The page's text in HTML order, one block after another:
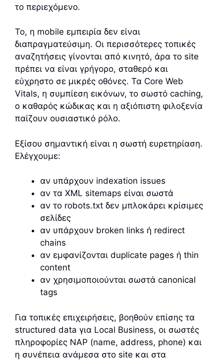
το περιεχόμενο.
Το, η mobile εμπειρία δεν είναι
διαπραγματεύσιμη. Οι περισσότερες τοπικές
αναζητήσεις γίνονται από κινητό, άρα το site
πρέπει να είναι γρήγορο, σταθερό και
εύχρηστο σε μικρές οθόνες. Τα Core Web
Vitals, η συμπίεση εικόνων, το σωστό caching,
ο καθαρός κώδικας και η αξιόπιστη φιλοξενία
παίζουν ουσιαστικό ρόλο.
Εξίσου σημαντική είναι η σωστή ευρετηρίαση.
Ελέγχουμε:
αν υπάρχουν indexation issues
αν τα XML sitemaps είναι σωστά
αν το robots.txt δεν μπλοκάρει κρίσιμες
σελίδες
αν υπάρχουν broken links ή redirect
chains
αν εμφανίζονται duplicate pages ή thin
content
αν χρησιμοποιούνται σωστά canonical
tags
Για τοπικές επιχειρήσεις, βοηθούν επίσης τα
structured data για Local Business, οι σωστές
πληροφορίες NAP (name, address, phone) και
η συνέπεια ανάμεσα στο site και στα